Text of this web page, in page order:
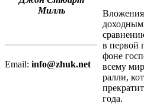
Милль
Email: info@zhuk.net
Вложения
в первой
фоне
всему
ралли,
года.